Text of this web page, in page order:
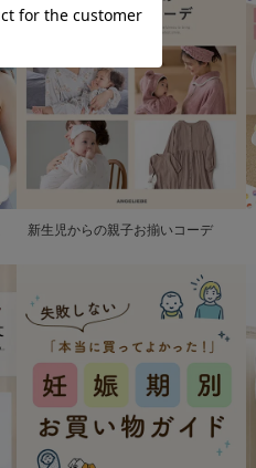
新生児からの親子お揃いコーデ